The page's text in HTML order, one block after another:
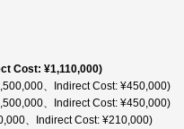
Cost: ¥1,110,000)
、Indirect Cost: ¥450,000)
、Indirect Cost: ¥450,000)
、Indirect Cost: ¥210,000)